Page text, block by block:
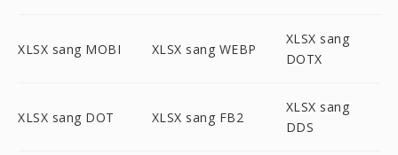
XLSX sang MOBI XLSX sang WEBP
XLSX sang
DOTX
XLSX sang DOT XLSX sang FB2
XLSX sang
DDS